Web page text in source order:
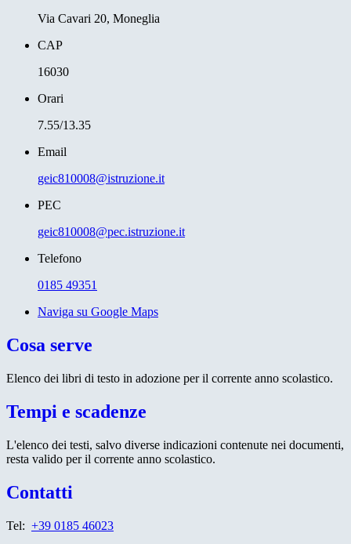
Via Cavari 20, Moneglia
CAP
16030
Orari
7.55/13.35
Email
geic810008@istruzione.it
PEC
geic810008@pec.istruzione.it
Telefono
0185 49351
Naviga su Google Maps
Cosa serve
Elenco dei libri di testo in adozione per il corrente anno scolastico.
Tempi e scadenze
L'elenco dei testi, salvo diverse indicazioni contenute nei documenti,
resta valido per il corrente anno scolastico.
Contatti
Tel: +39 0185 46023